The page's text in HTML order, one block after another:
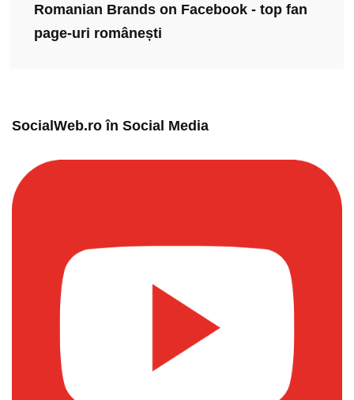
Romanian Brands on Facebook - top fan
page-uri românești
SocialWeb.ro în Social Media​